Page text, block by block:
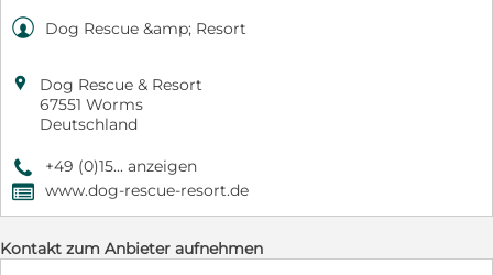
 Dog Rescue &amp; Resort

Dog Rescue & Resort
67551 Worms
Deutschland
9 +49 (0)15... anzeigen
, www.dog-rescue-resort.de
Kontakt zum Anbieter aufnehmen